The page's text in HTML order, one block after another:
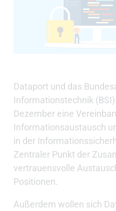
Dataport und das
Informationstechnik
Dezember eine
Informationsaustausch
in der
Zentraler Punkt der
vertrauensvolle
Positionen.
Außerdem wollen sich